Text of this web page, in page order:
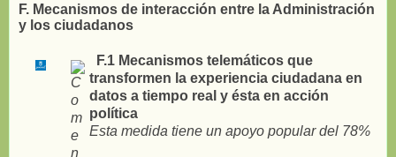
F. Mecanismos de interacción entre la Administración
y los ciudadanos
F.1 Mecanismos telemáticos que
transformen la experiencia ciudadana en
datos a tiempo real y ésta en acción
política
Esta medida tiene un apoyo popular del 78%